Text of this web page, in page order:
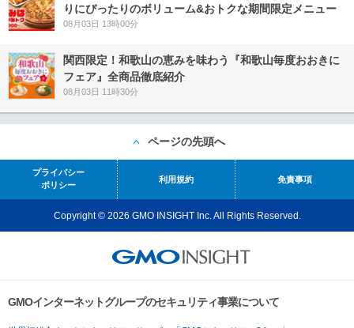
りにぴったりのボリューム&おトクな期間限定メニュー
08月03日 13時00分
関西限定！和歌山の恵みを味わう『和歌山毎度おおきに
フェア』全商品徹底紹介
08月03日 11時30分
ページの先頭へ
プライバシー
ポリシー
利用規約 免責事項
Copyright © 2026 GMO INSIGHT Inc. All Rights Reserved.
GMOインターネットグループのセキュリティ事業について